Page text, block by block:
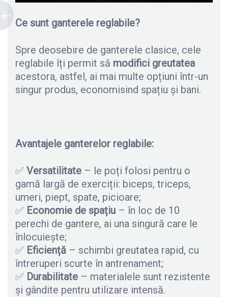
Ce sunt ganterele reglabile?
Spre deosebire de ganterele clasice, cele
reglabile îți permit să modifici greutatea
acestora, astfel, ai mai multe opțiuni într-un
singur produs, economisind spațiu și bani.
Avantajele ganterelor reglabile:
✅ Versatilitate – le poți folosi pentru o
gamă largă de exerciții: biceps, triceps,
umeri, piept, spate, picioare;
✅ Economie de spațiu – în loc de 10
perechi de gantere, ai una singură care le
înlocuiește;
✅ Eficiență – schimbi greutatea rapid, cu
întreruperi scurte în antrenament;
✅ Durabilitate – materialele sunt rezistente
și gândite pentru utilizare intensă.